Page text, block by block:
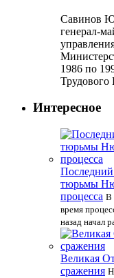
Савинов
генерал-
1986 по
Трудового
Интересное
Последний
тюрьмы
процесса В
время
назад начал
Великая
сражения